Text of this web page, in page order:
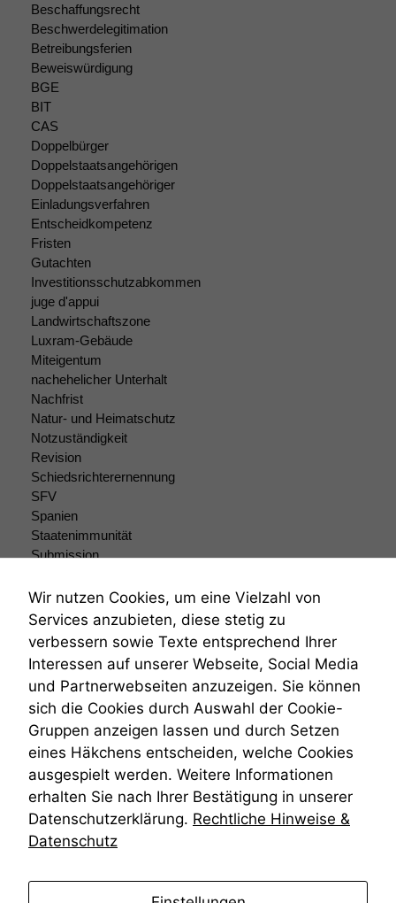
Beschaffungsrecht
Beschwerdelegitimation
Betreibungsferien
Beweiswürdigung
BGE
BIT
CAS
Doppelbürger
Doppelstaatsangehörigen
Doppelstaatsangehöriger
Einladungsverfahren
Entscheidkompetenz
Fristen
Gutachten
Investitionsschutzabkommen
juge d'appui
Landwirtschaftszone
Luxram-Gebäude
Miteigentum
nachehelicher Unterhalt
Nachfrist
Natur- und Heimatschutz
Notzuständigkeit
Revision
Schiedsrichterernennung
SFV
Spanien
Staatenimmunität
Submission
Teilungsklage
Venezuela
VRK
Wiederherstellungsanordnung
Zivilprozessordnung
ZPO
Zustellfiktion
Zuständigkeit
Öffentliches Personalrecht
Öffentlichkeitsprinzip
Wir nutzen Cookies, um eine Vielzahl von
Services anzubieten, diese stetig zu
verbessern sowie Texte entsprechend Ihrer
Interessen auf unserer Webseite, Social Media
und Partnerwebseiten anzuzeigen. Sie können
sich die Cookies durch Auswahl der Cookie-
Gruppen anzeigen lassen und durch Setzen
eines Häkchens entscheiden, welche Cookies
ausgespielt werden. Weitere Informationen
erhalten Sie nach Ihrer Bestätigung in unserer
Datenschutzerklärung. Rechtliche Hinweise &
Datenschutz
Statistiken
Um unsere
Website zu
verbessern,
zeichnen
wir
anonyme
statistische
Daten auf.
Funktionalität
dieser Website